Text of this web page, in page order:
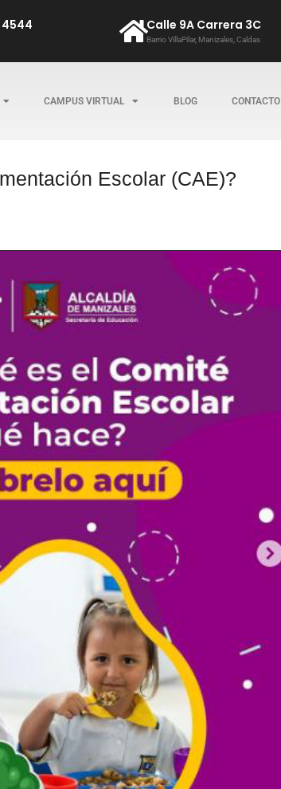
4544 Calle 9A Carrera 3C
Barrio VillaPilar, Manizales, Caldas
CAMPUS VIRTUAL BLOG CONTACTO
Escolar (CAE)?